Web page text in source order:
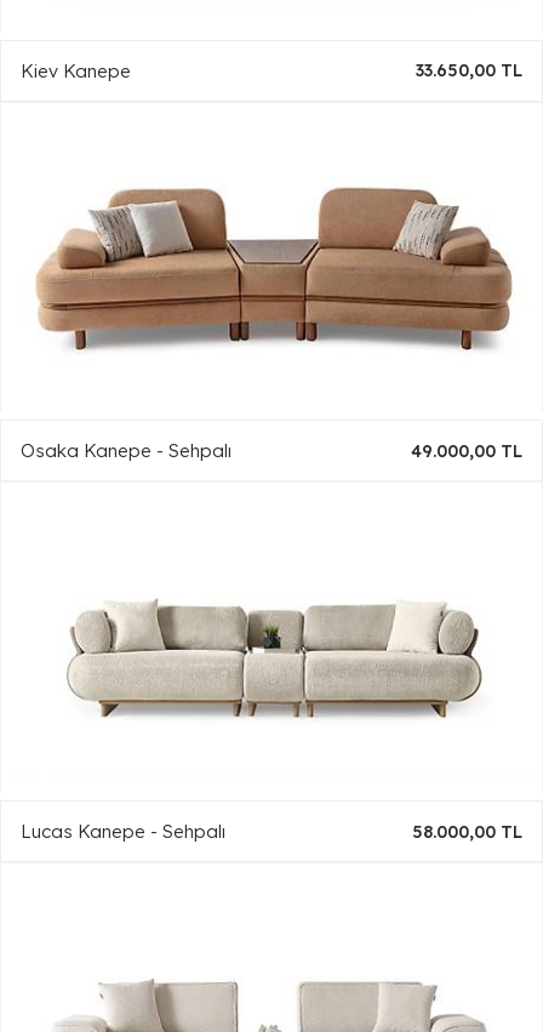
Kiev Kanepe 33.650,00 TL
Osaka Kanepe - Sehpalı 49.000,00 TL
Lucas Kanepe - Sehpalı 58.000,00 TL